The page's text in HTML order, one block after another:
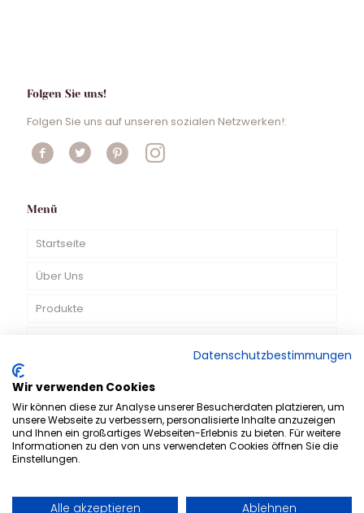
Folgen Sie uns!
Folgen Sie uns auf unseren sozialen Netzwerken!:
Menü
Startseite
Über Uns
Produkte
DE
Datenschutzbestimmungen
Wir verwenden Cookies
Wir können diese zur Analyse unserer Besucherdaten platzieren, um
unsere Webseite zu verbessern, personalisierte Inhalte anzuzeigen
und Ihnen ein großartiges Webseiten-Erlebnis zu bieten. Für weitere
Informationen zu den von uns verwendeten Cookies öffnen Sie die
Einstellungen.
Alle akzeptieren Ablehnen